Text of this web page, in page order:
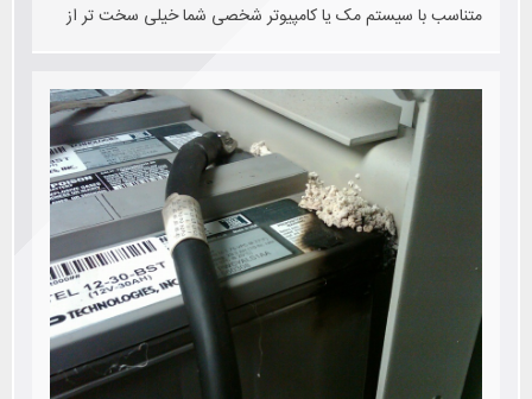
متناسب با سیستم مک یا کامپیوتر شخصی شما خیلی سخت تر از